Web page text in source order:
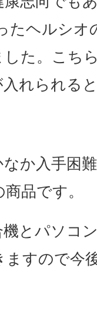
たヘルシオ
た。こち
れられる
か入手困
品です。
とパソコ
ますので今